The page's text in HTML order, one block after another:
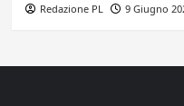
Redazione PL 9 Giugno